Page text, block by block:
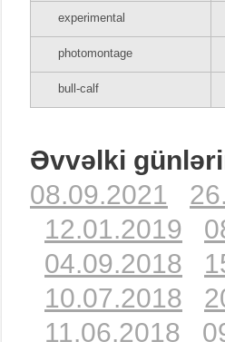
experimental
photomontage
bull-calf
Əvvəlki
08.09.2021
12.01.2019
04.09.2018
10.07.2018
11.06.2018